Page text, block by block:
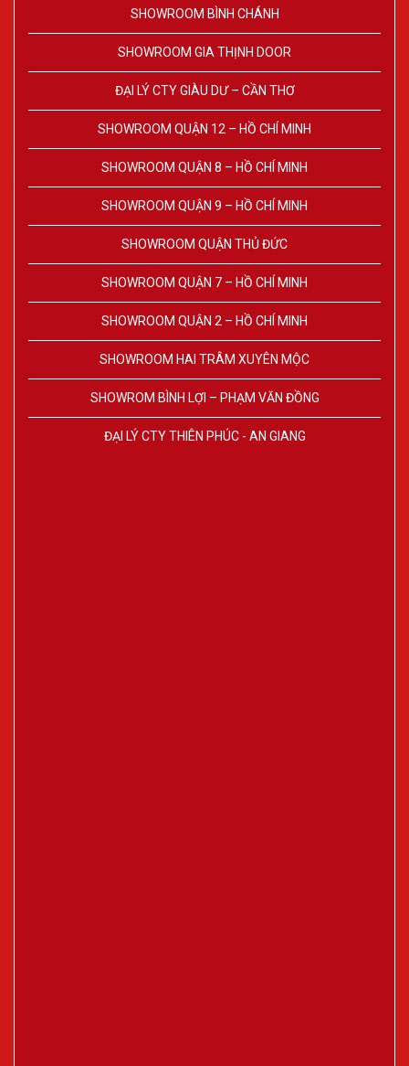
SHOWROOM BÌNH CHÁNH
SHOWROOM GIA THỊNH DOOR
ĐẠI LÝ CTY GIÀU DƯ – CẦN THƠ
SHOWROOM QUẬN 12 – HỒ CHÍ MINH
SHOWROOM QUẬN 8 – HỒ CHÍ MINH
SHOWROOM QUẬN 9 – HỒ CHÍ MINH
SHOWROOM QUẬN THỦ ĐỨC
SHOWROOM QUẬN 7 – HỒ CHÍ MINH
SHOWROOM QUẬN 2 – HỒ CHÍ MINH
SHOWROOM HAI TRÂM XUYÊN MỘC
SHOWROM BÌNH LỢI – PHẠM VĂN ĐỒNG
ĐẠI LÝ CTY THIÊN PHÚC - AN GIANG